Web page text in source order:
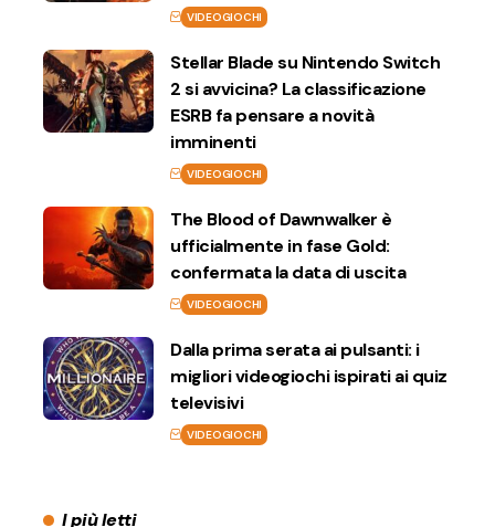
VIDEOGIOCHI
Stellar Blade su Nintendo Switch
2 si avvicina? La classificazione
ESRB fa pensare a novità
imminenti
VIDEOGIOCHI
The Blood of Dawnwalker è
ufficialmente in fase Gold:
confermata la data di uscita
VIDEOGIOCHI
Dalla prima serata ai pulsanti: i
migliori videogiochi ispirati ai quiz
televisivi
VIDEOGIOCHI
I più letti